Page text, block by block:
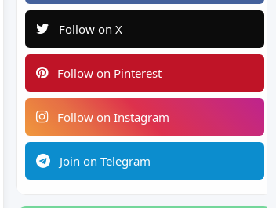
Follow on X
Follow on Pinterest
Follow on Instagram
Join on Telegram